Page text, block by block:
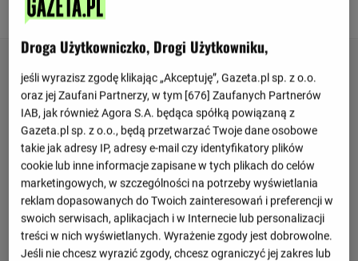
TERMINARZ
Droga Użytkowniczko, Drogi Użytkowniku,
jeśli wyrazisz zgodę klikając „Akceptuję”, Gazeta.pl sp. z o.o.
oraz jej Zaufani Partnerzy, w tym [676] Zaufanych Partnerów
IAB, jak również Agora S.A. będąca spółką powiązaną z
Gazeta.pl sp. z o.o., będą przetwarzać Twoje dane osobowe
takie jak adresy IP, adresy e-mail czy identyfikatory plików
cookie lub inne informacje zapisane w tych plikach do celów
marketingowych, w szczególności na potrzeby wyświetlania
reklam dopasowanych do Twoich zainteresowań i preferencji w
swoich serwisach, aplikacjach i w Internecie lub personalizacji
treści w nich wyświetlanych. Wyrażenie zgody jest dobrowolne.
Jeśli nie chcesz wyrazić zgody, chcesz ograniczyć jej zakres lub